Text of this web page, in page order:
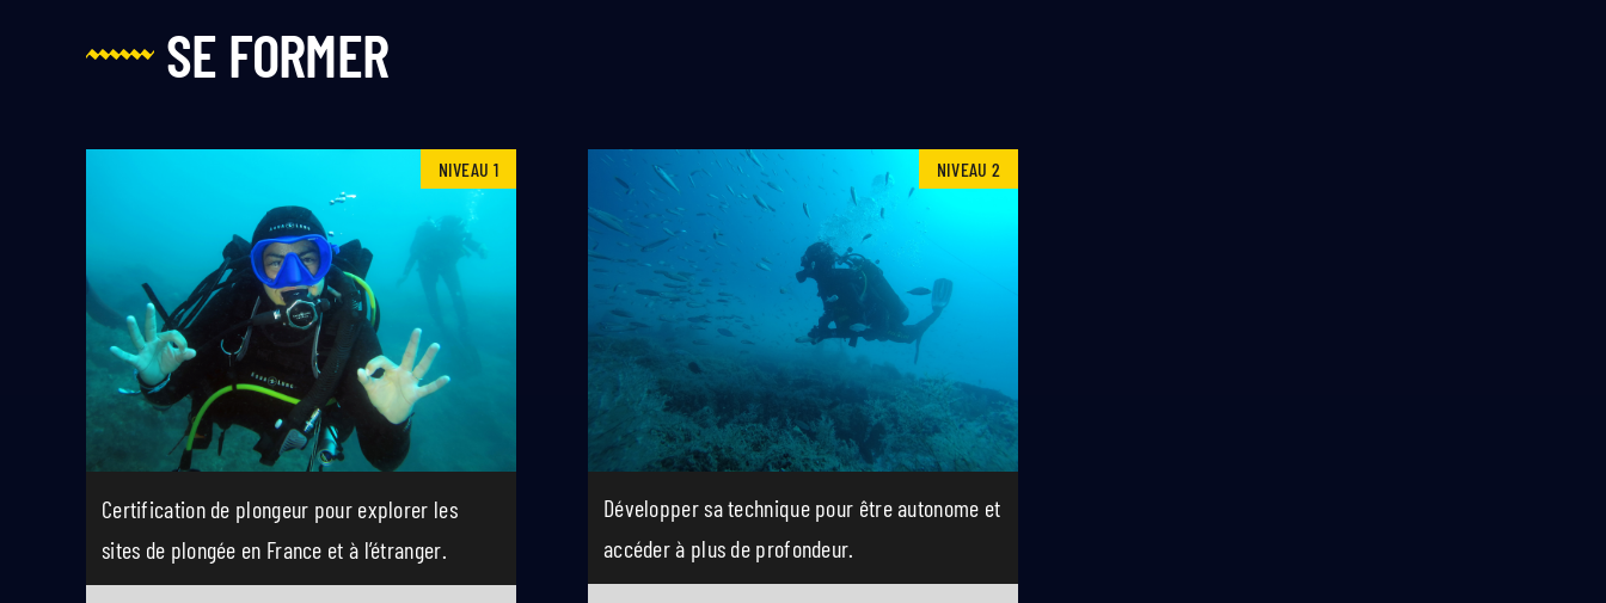
SE FORMER
NIVEAU 1
Certification de plongeur pour explorer les
sites de plongée en France et à l’étranger.
NIVEAU 2
Développer sa technique pour être autonome et
accéder à plus de profondeur.